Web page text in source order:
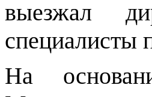
выезжал
специалисты
На